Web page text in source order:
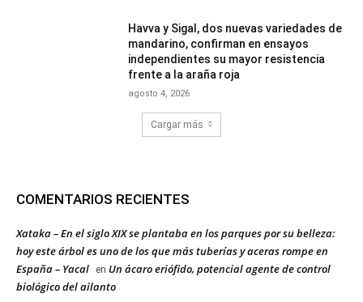
Havva y Sigal, dos nuevas variedades de
mandarino, confirman en ensayos
independientes su mayor resistencia
frente a la araña roja
agosto 4, 2026
Cargar más
COMENTARIOS RECIENTES
Xataka – En el siglo XIX se plantaba en los parques por su belleza:
hoy este árbol es uno de los que más tuberías y aceras rompe en
España – Yacal
en Un ácaro eriófido, potencial agente de control
biológico del ailanto